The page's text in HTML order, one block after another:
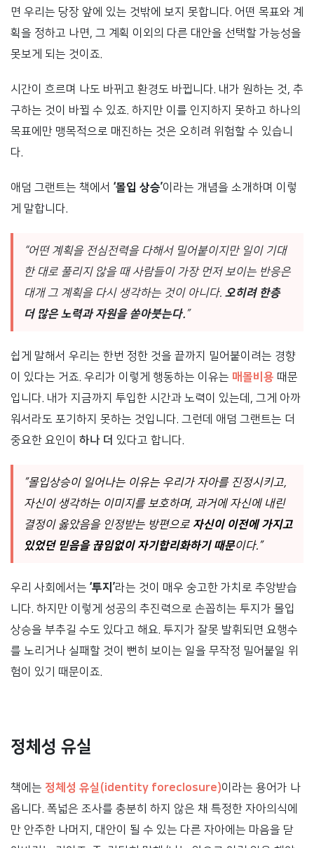
면 우리는 당장 앞에 있는 것밖에 보지 못합니다. 어떤 목표와 계
획을 정하고 나면, 그 계획 이외의 다른 대안을 선택할 가능성을
못보게 되는 것이죠.
시간이 흐르며 나도 바뀌고 환경도 바뀝니다. 내가 원하는 것, 추
구하는 것이 바뀔 수 있죠. 하지만 이를 인지하지 못하고 하나의
목표에만 맹목적으로 매진하는 것은 오히려 위험할 수 있습니
다.
애덤 그랜트는 책에서 ‘몰입 상승’이라는 개념을 소개하며 이렇
게 말합니다.
“어떤 계획을 전심전력을 다해서 밀어붙이지만 일이 기대
한 대로 풀리지 않을 때 사람들이 가장 먼저 보이는 반응은
대개 그 계획을 다시 생각하는 것이 아니다. 오히려 한층
더 많은 노력과 자원을 쏟아붓는다.”
쉽게 말해서 우리는 한번 정한 것을 끝까지 밀어붙이려는 경향
이 있다는 거죠. 우리가 이렇게 행동하는 이유는 매몰비용 때문
입니다. 내가 지금까지 투입한 시간과 노력이 있는데, 그게 아까
워서라도 포기하지 못하는 것입니다. 그런데 애덤 그랜트는 더
중요한 요인이 하나 더 있다고 합니다.
”몰입상승이 일어나는 이유는 우리가 자아를 진정시키고,
자신이 생각하는 이미지를 보호하며, 과거에 자신에 내린
결정이 옳았음을 인정받는 방편으로 자신이 이전에 가지고
있었던 믿음을 끊임없이 자기합리화하기 때문이다.”
우리 사회에서는 ‘투지’라는 것이 매우 숭고한 가치로 추앙받습
니다. 하지만 이렇게 성공의 추진력으로 손꼽히는 투지가 몰입
상승을 부추길 수도 있다고 해요. 투지가 잘못 발휘되면 요행수
를 노리거나 실패할 것이 뻔히 보이는 일을 무작정 밀어붙일 위
험이 있기 때문이죠.
정체성 유실
책에는 정체성 유실(identity foreclosure)이라는 용어가 나
옵니다. 폭넓은 조사를 충분히 하지 않은 채 특정한 자아의식에
만 안주한 나머지, 대안이 될 수 있는 다른 자아에는 마음을 닫